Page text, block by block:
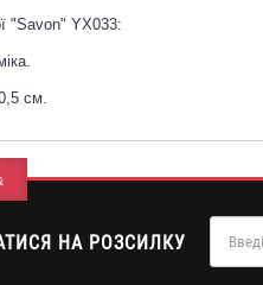
"Savon" YX033:
см.
НА РОЗСИЛКУ